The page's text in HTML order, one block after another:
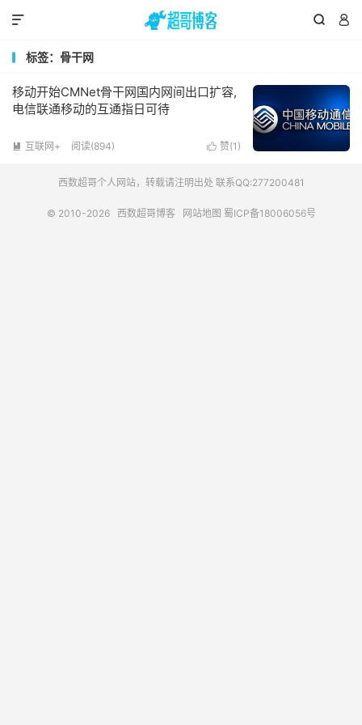
 

标签：骨干网
移动开始CMNet骨干网国内网间出口扩容,
电信联通移动的互通指日可待
 赞(1 )
 互联网+ 阅读(894)
西数超哥个人网站，转载请注明出处 联系QQ:277200481
© 2010-2026 西数超哥博客 网站地图 蜀ICP备18006056号